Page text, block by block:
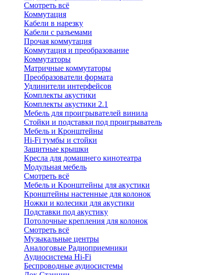
Смотреть всё
Коммутация
Кабели в нарезку
Кабели с разъемами
Прочая коммутация
Коммутация и преобразование
Коммутаторы
Матричные коммутаторы
Преобразователи формата
Удлинители интерфейсов
Комплекты акустики
Комплекты акустики 2.1
Мебель для проигрывателей винила
Стойки и подставки под проигрыватель
Мебель и Кронштейны
Hi-Fi тумбы и стойки
Защитные крышки
Кресла для домашнего кинотеатра
Модульная мебель
Смотреть всё
Мебель и Кронштейны для акустики
Кронштейны настенные для колонок
Ножки и колесики для акустики
Подставки под акустику
Потолочные крепления для колонок
Смотреть всё
Музыкальные центры
Аналоговые Радиоприемники
Аудиосистема Hi-Fi
Беспроводные аудиосистемы